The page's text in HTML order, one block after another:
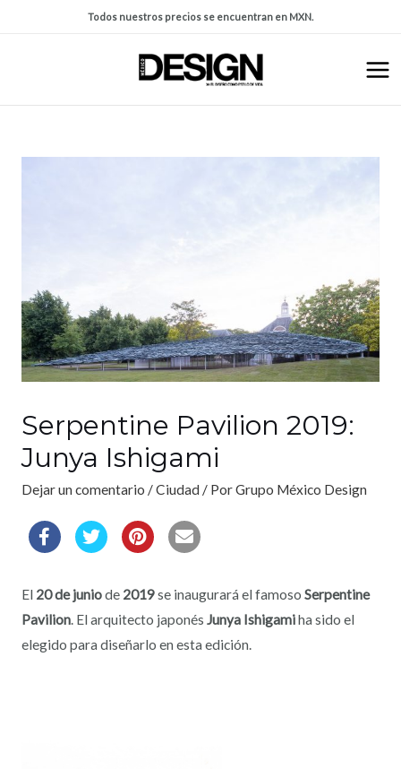
Todos nuestros precios se encuentran en MXN.
Serpentine Pavilion 2019:
Junya Ishigami
Dejar un comentario /Ciudad / PorGrupo México Design
El 20 de juniode 2019se inaugurará el famoso Serpentine
Pavilion. El arquitecto japonés Junya Ishigamiha sido el
elegido para diseñarlo en esta edición.